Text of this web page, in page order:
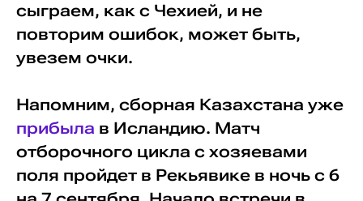
сыграем, как с Чехией, и не
повторим ошибок, может быть,
увезем очки.
Напомним, сборная Казахстана уже
прибыла в Исландию. Матч
отборочного цикла с хозяевами
поля пройдет в Рекьявике в ночь с 6